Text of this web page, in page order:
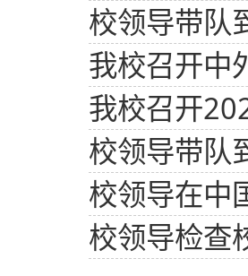
校领导带队
我校召开中
我校召开
校领导带队
校领导在中
校领导检查